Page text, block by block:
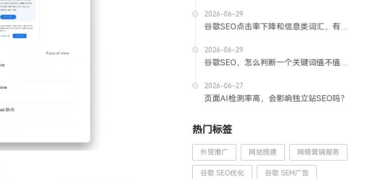
2026-06-29
谷歌SEO点击率下降和信息类词汇，有关系吗？
2026-06-29
谷歌SEO，怎么判断一个关键词值不值得优化
2026-06-27
页面AI检测率高，会影响独立站SEO吗？
热门标签
外贸推广 网站搭建 网络营销服务
谷歌 SEO优化 谷歌 SEM广告